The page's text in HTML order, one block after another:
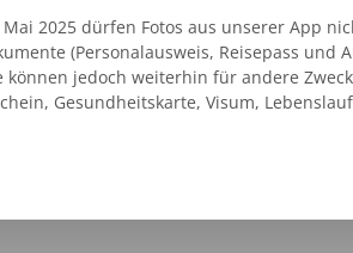
Mai 2025 dürfen Fotos aus unserer App
(Personalausweis, Reisepass und
können jedoch weiterhin für andere
Gesundheitskarte, Visum,